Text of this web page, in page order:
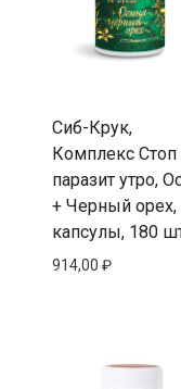
Сиб-Крук,
Комплекс Стоп
паразит утро,
+ Черный орех,
капсулы, 180
914,00 ₽